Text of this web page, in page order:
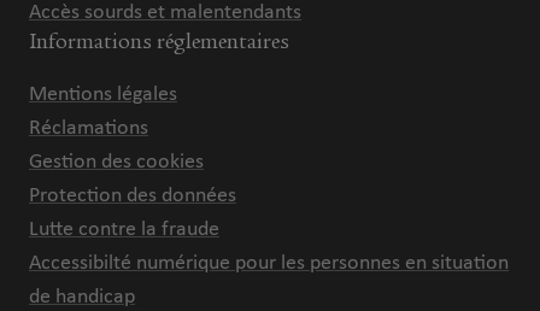
Accès sourds et malentendants
Informations réglementaires
Mentions légales
Réclamations
Gestion des cookies
Protection des données
Lutte contre la fraude
Accessibilté numérique pour les personnes en situation
de handicap